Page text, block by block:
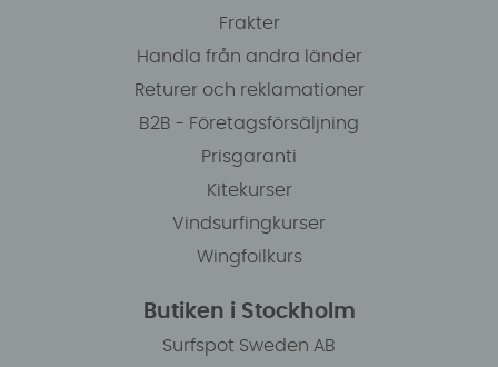
Frakter
Handla från andra länder
Returer och reklamationer
B2B - Företagsförsäljning
Prisgaranti
Kitekurser
Vindsurfingkurser
Wingfoilkurs
Butiken i Stockholm
Surfspot Sweden AB